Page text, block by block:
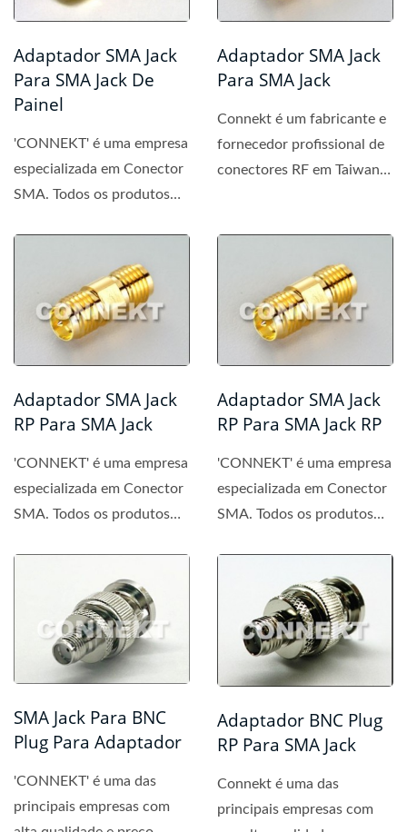
Adaptador SMA Jack
Para SMA Jack De
Painel
'CONNEKT' é uma empresa
especializada em Conector
SMA. Todos os produtos
Adaptador SMA Jack
Para SMA Jack
Connekt é um fabricante e
fornecedor profissional de
conectores RF em Taiwan e
Adaptador SMA Jack
RP Para SMA Jack
'CONNEKT' é uma empresa
especializada em Conector
SMA. Todos os produtos
Adaptador SMA Jack
RP Para SMA Jack RP
'CONNEKT' é uma empresa
especializada em Conector
SMA. Todos os produtos
SMA Jack Para BNC
Plug Para Adaptador
'CONNEKT' é uma das
principais empresas com
Adaptador BNC Plug
RP Para SMA Jack
Connekt é uma das
principais empresas com